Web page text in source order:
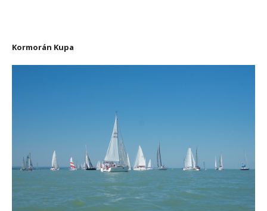
Kormorán Kupa